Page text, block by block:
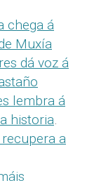
chega á
Muxía
dá voz á
lembra á
historia.
a